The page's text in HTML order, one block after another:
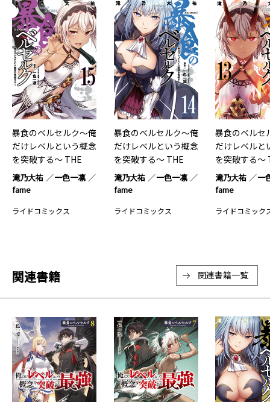
暴食のベルセルク～俺
だけレベルという概念
を突破する～ THE
COMIC 15
滝乃大祐
一色一凛
fame
ライドコミックス
暴食のベルセルク～俺
だけレベルという概念
を突破する～ THE
COMIC 14
滝乃大祐
一色一凛
fame
ライドコミックス
暴食のベルセ
だけレベルと
を突破する～
COMIC 13
滝乃大祐
一
fame
ライドコミック
関連書籍 関連書籍一覧